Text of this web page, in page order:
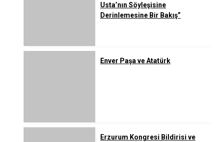
Usta’nın Söyleşisine
Derinlemesine Bir Bakış”
Enver Paşa ve Atatürk
Erzurum Kongresi Bildirisi ve